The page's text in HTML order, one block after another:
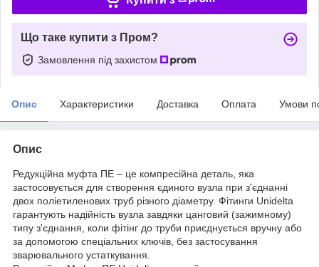
Що таке купити з Пром?
Замовлення під захистом
Опис Характеристики Доставка Оплата Умови
Опис
Редукційна муфта ПЕ – це компресійна деталь, яка
застосовується для створення єдиного вузла при з'єднанні
двох поліетиленових труб різного діаметру. Фітинги Unidelta
гарантують надійність вузла завдяки цанговий (зажимному)
типу з'єднання, коли фітінг до труби приєднується вручну або
за допомогою спеціальних ключів, без застосування
зварювального устаткування.